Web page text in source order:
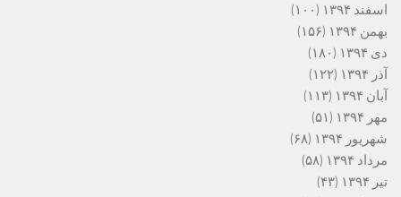
اسفند ۱۳۹۴
(۱۰۰)
بهمن ۱۳۹۴
(۱۵۶)
دی ۱۳۹۴
(۱۸۰)
آذر ۱۳۹۴
(۱۲۲)
آبان ۱۳۹۴
(۱۱۳)
مهر ۱۳۹۴
(۵۱)
شهریور ۱۳۹۴
(۶۸)
مرداد ۱۳۹۴
(۵۸)
تیر ۱۳۹۴
(۴۳)